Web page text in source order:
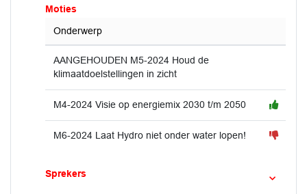
Moties
Onderwerp
AANGEHOUDEN M5-2024 Houd de
klimaatdoelstellingen in zicht
M4-2024 Visie op energiemix 2030 t/m 2050
M6-2024 Laat Hydro niet onder water lopen!
Sprekers